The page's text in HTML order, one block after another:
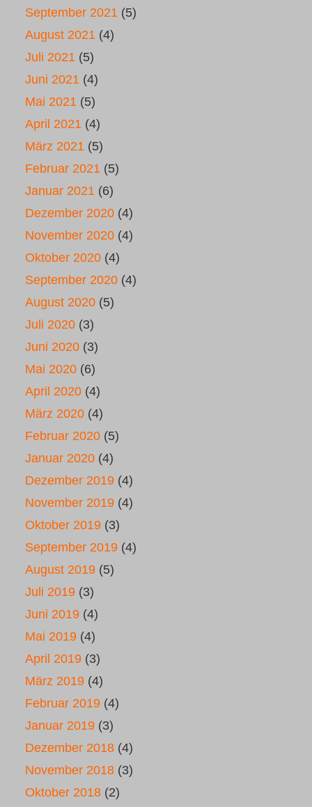
September 2021 (5)
August 2021 (4)
Juli 2021 (5)
Juni 2021 (4)
Mai 2021 (5)
April 2021 (4)
März 2021 (5)
Februar 2021 (5)
Januar 2021 (6)
Dezember 2020 (4)
November 2020 (4)
Oktober 2020 (4)
September 2020 (4)
August 2020 (5)
Juli 2020 (3)
Juni 2020 (3)
Mai 2020 (6)
April 2020 (4)
März 2020 (4)
Februar 2020 (5)
Januar 2020 (4)
Dezember 2019 (4)
November 2019 (4)
Oktober 2019 (3)
September 2019 (4)
August 2019 (5)
Juli 2019 (3)
Juni 2019 (4)
Mai 2019 (4)
April 2019 (3)
März 2019 (4)
Februar 2019 (4)
Januar 2019 (3)
Dezember 2018 (4)
November 2018 (3)
Oktober 2018 (2)